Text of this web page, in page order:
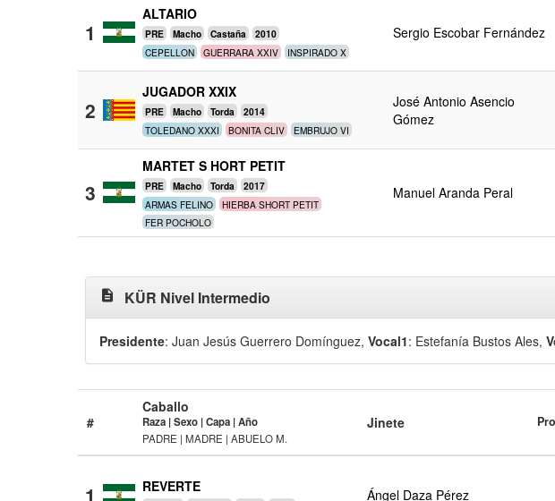
1
ALTARIO
PRE Macho Castaña 2010
CEPELLON GUERRARA XXIV INSPIRADO X
Sergio Escobar Fernández
2
JUGADOR XXIX
PRE Macho Torda 2014
TOLEDANO XXXI BONITA CLIV EMBRUJO VI
José Antonio Asencio
Gómez
3
MARTET S HORT PETIT
PRE Macho Torda 2017
ARMAS FELINO
HIERBA SHORT PETIT
FER POCHOLO
Manuel Aranda Peral
description KÜR Nivel Intermedio
Presidente: Juan Jesús Guerrero Domínguez, Vocal1: Estefanía Bustos Ales,
#
Caballo
Raza | Sexo | Capa | Año
PADRE | MADRE | ABUELO M.
Jinete
1 REVERTE Ángel Daza Pérez